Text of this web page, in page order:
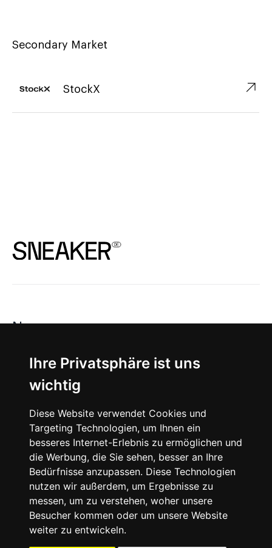
Ihre Privatsphäre ist uns
wichtig
Diese Website verwendet Cookies und
Targeting Technologien, um Ihnen ein
besseres Internet-Erlebnis zu ermöglichen und
die Werbung, die Sie sehen, besser an Ihre
Bedürfnisse anzupassen. Diese Technologien
nutzen wir außerdem, um Ergebnisse zu
messen, um zu verstehen, woher unsere
Besucher kommen oder um unsere Website
weiter zu entwickeln.
Secondary Market
StockX ↗︎
News
About
Instagram
Facebook
© 2024 SNEAKERᴰᴱ, All rights reserved.
Impressum Datenschutz